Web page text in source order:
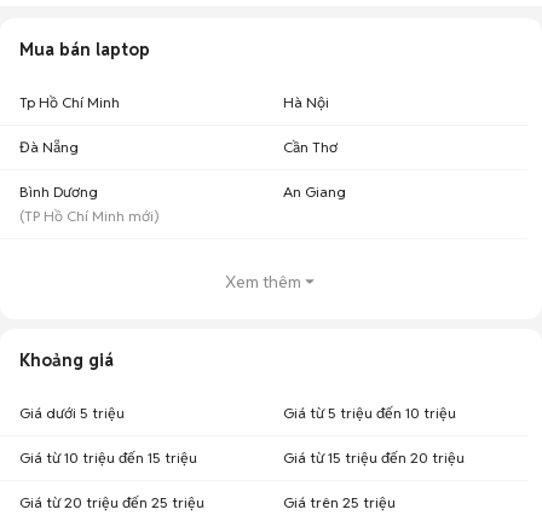
Tỉnh thành
Laptop Hãng khác cũ Tp Hồ Chí
Minh
3,24 triệu - 3,96
triệu
Laptop Hãng khác cũ Hà Nội
4,5 triệu - 5,5
Laptop Hãng khác cũ Bình
Dương
triệu
Laptop Hãng khác cũ Đà Nẵng
Laptop Hãng khác cũ Đồng Nai
2,93 triệu - 3,58
3,24 triệu - 3,96
Mua bán laptop
Tp Hồ Chí Minh Hà Nội
Đà Nẵng Cần Thơ
Bình Dương
(TP Hồ Chí Minh mới)
An Giang
Xem thêm
Khoảng giá
Giá dưới 5 triệu Giá từ 5 triệu đến 10 triệu
Giá từ 10 triệu đến 15 triệu Giá từ 15 triệu đến 20 triệu
Giá từ 20 triệu đến 25 triệu Giá trên 25 triệu